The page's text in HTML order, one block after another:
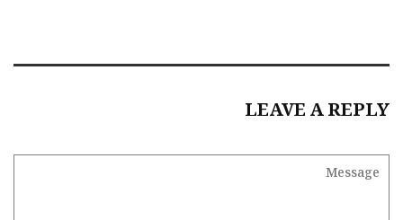
LEAVE A REPLY